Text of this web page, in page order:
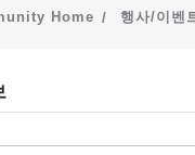
Home 행사/이벤